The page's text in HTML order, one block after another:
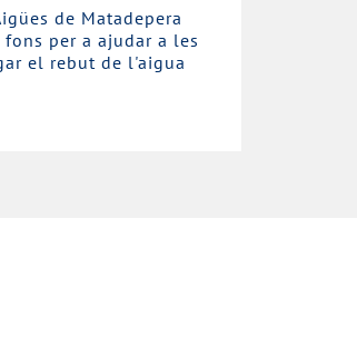
de Matadepera
per a ajudar a les
el rebut de l'aigua